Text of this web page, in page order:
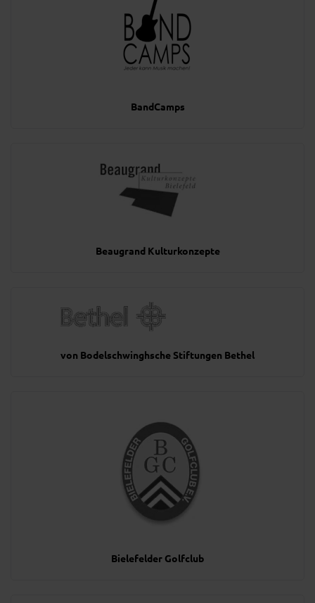
BandCamps
Beaugrand Kulturkonzepte
von Bodelschwinghsche Stiftungen Bethel
Bielefelder Golfclub